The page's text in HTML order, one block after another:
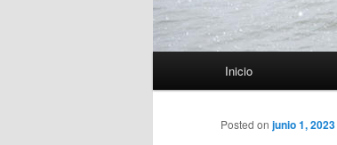
Inicio
Posted on junio 1, 2023